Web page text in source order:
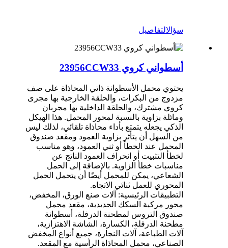
سؤالالتفاصيل
أسطواني كروي 23956CCW33
يحتوي محمل الأسطوانة ذاتي المحاذاة على صف
مزدوج من البكرات، والحلقة الخارجية بها مجرى
كروي مشترك، والحلقة الداخلية بها مجرىان
ومائلة بزاوية بالنسبة لمحور المحمل. هذا الهيكل
الذكي يجعله يتمتع بأداء محاذاة تلقائي، لذلك ليس
من السهل أن يتأثر بزاوية العمود ومقعد صندوق
المحمل عند الخطأ أو ثني العمود، وهو مناسب
لخطأ التثبيت أو انحراف العمود الناتج عن
مناسبات خطأ الزاوية. بالإضافة إلى الحمل
الشعاعي، يمكن للمحمل أيضًا أن يتحمل الحمل
المحوري للعمل ثنائي الاتجاه.
التطبيقات الرئيسية: آلات صنع الورق، المخفض،
محور مركبة السكك الحديدية، مقعد محمل
صندوق التروس لمطحنة الدرفلة، أسطوانة
مطحنة الدرفلة، الكسارة، الشاشة الاهتزازية،
آلات الطباعة، آلات النجارة، جميع أنواع المخفض
الصناعي، محمل المحاذاة الرأسية مع المقعد.